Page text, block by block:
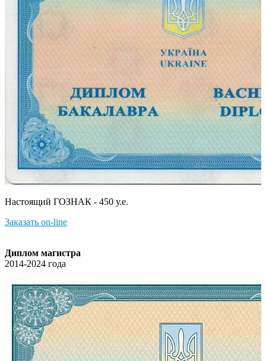
Настоящий ГОЗНАК - 450 у.е.
Заказать on-line
Диплом магистра
2014-2024 года